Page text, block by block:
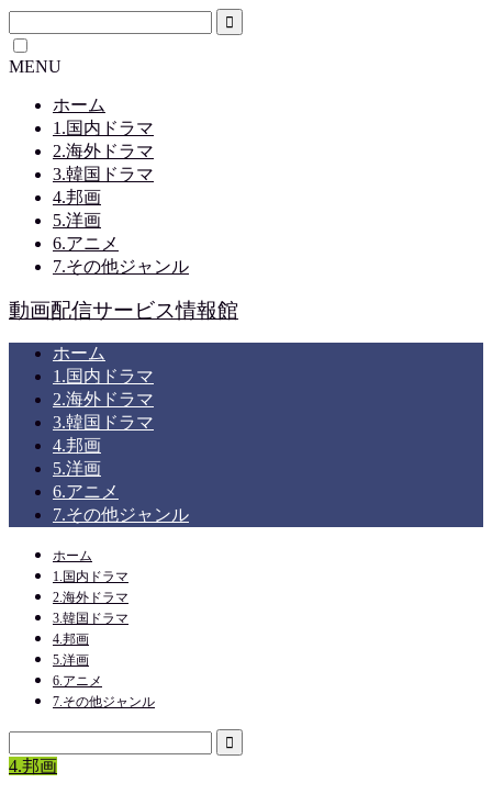
MENU
ホーム
1.国内ドラマ
2.海外ドラマ
3.韓国ドラマ
4.邦画
5.洋画
6.アニメ
7.その他ジャンル
動画配信サービス情報館
ホーム
1.国内ドラマ
2.海外ドラマ
3.韓国ドラマ
4.邦画
5.洋画
6.アニメ
7.その他ジャンル
ホーム
1.国内ドラマ
2.海外ドラマ
3.韓国ドラマ
4.邦画
5.洋画
6.アニメ
7.その他ジャンル
4.邦画